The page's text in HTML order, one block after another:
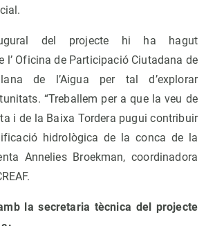
del projecte hi ha hagut
l’ Oficina de Participació Ciutadana de
de l’Aigua per tal d’explorar
“Treballem per a que la veu de
i de la Baixa Tordera pugui contribuir
hidrològica de la conca de la
Annelies Broekman, coordinadora
la secretaria tècnica del projecte